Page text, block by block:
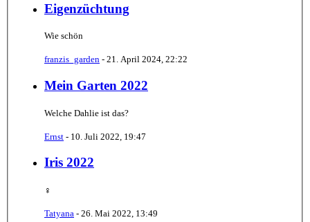
Eigenzüchtung
Wie schön
franzis_garden - 21. April 2024, 22:22
Mein Garten 2022
Welche Dahlie ist das?
Ernst - 10. Juli 2022, 19:47
Iris 2022
‍♀️
Tatyana - 26. Mai 2022, 13:49